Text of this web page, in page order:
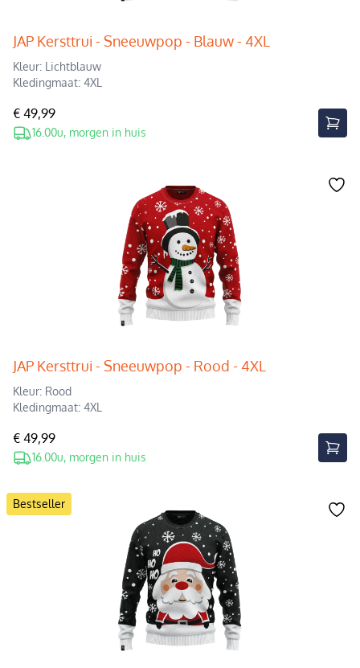
JAP Kersttrui - Sneeuwpop - Blauw - 4XL
Kleur: Lichtblauw
Kledingmaat: 4XL
€ 49,99
16.00u, morgen in huis
JAP Kersttrui - Sneeuwpop - Rood - 4XL
Kleur: Rood
Kledingmaat: 4XL
€ 49,99
16.00u, morgen in huis
Bestseller